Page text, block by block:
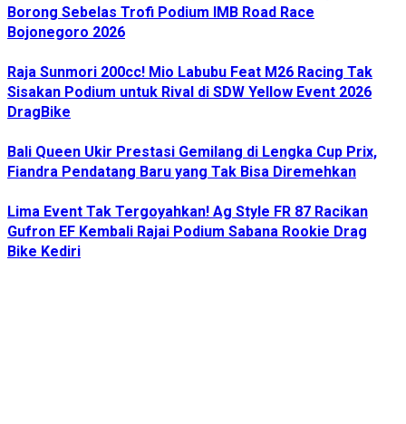
Borong Sebelas Trofi Podium IMB Road Race
Bojonegoro 2026
Raja Sunmori 200cc! Mio Labubu Feat M26 Racing Tak
Sisakan Podium untuk Rival di SDW Yellow Event 2026
DragBike
Bali Queen Ukir Prestasi Gemilang di Lengka Cup Prix,
Fiandra Pendatang Baru yang Tak Bisa Diremehkan
Lima Event Tak Tergoyahkan! Ag Style FR 87 Racikan
Gufron EF Kembali Rajai Podium Sabana Rookie Drag
Bike Kediri